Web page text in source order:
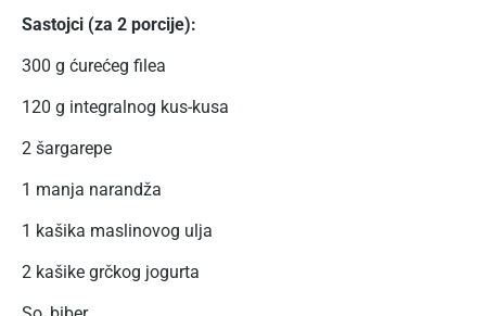
Sastojci (za 2 porcije):
300 g ćurećeg filea
120 g integralnog kus-kusa
2 šargarepe
1 manja narandža
1 kašika maslinovog ulja
2 kašike grčkog jogurta